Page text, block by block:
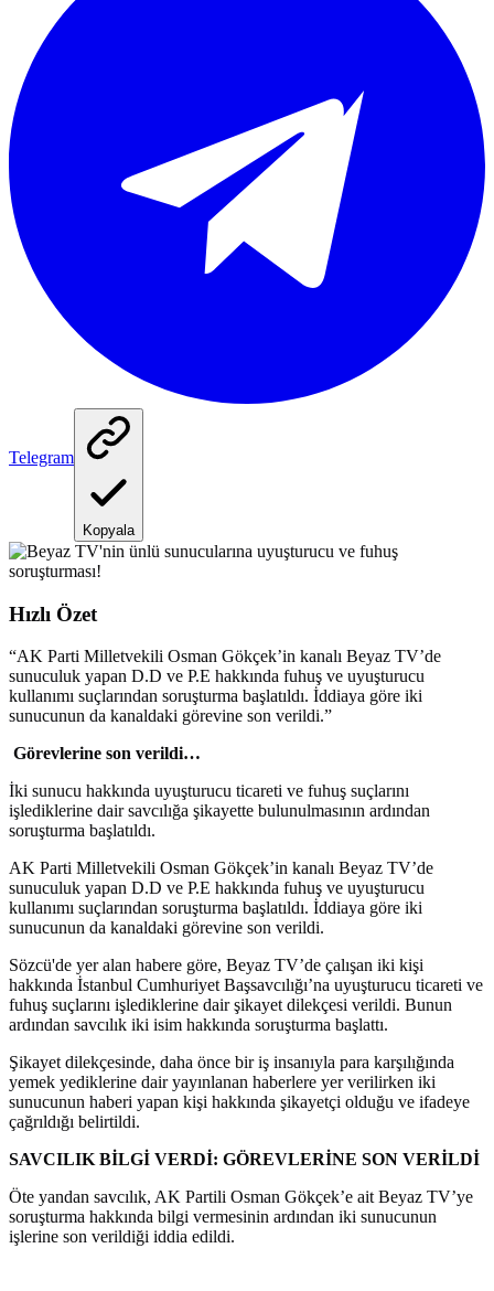
Telegram
Kopyala
Hızlı Özet
“AK Parti Milletvekili Osman Gökçek’in kanalı Beyaz TV’de
sunuculuk yapan D.D ve P.E hakkında fuhuş ve uyuşturucu
kullanımı suçlarından soruşturma başlatıldı. İddiaya göre iki
sunucunun da kanaldaki görevine son verildi.”
Görevlerine son verildi…
İki sunucu hakkında uyuşturucu ticareti ve fuhuş suçlarını
işlediklerine dair savcılığa şikayette bulunulmasının ardından
soruşturma başlatıldı.
AK Parti Milletvekili Osman Gökçek’in kanalı Beyaz TV’de
sunuculuk yapan D.D ve P.E hakkında fuhuş ve uyuşturucu
kullanımı suçlarından soruşturma başlatıldı. İddiaya göre iki
sunucunun da kanaldaki görevine son verildi.
Sözcü'de yer alan habere göre, Beyaz TV’de çalışan iki kişi
hakkında İstanbul Cumhuriyet Başsavcılığı’na uyuşturucu ticareti ve
fuhuş suçlarını işlediklerine dair şikayet dilekçesi verildi. Bunun
ardından savcılık iki isim hakkında soruşturma başlattı.
Şikayet dilekçesinde, daha önce bir iş insanıyla para karşılığında
yemek yediklerine dair yayınlanan haberlere yer verilirken iki
sunucunun haberi yapan kişi hakkında şikayetçi olduğu ve ifadeye
çağrıldığı belirtildi.
SAVCILIK BİLGİ VERDİ: GÖREVLERİNE SON VERİLDİ
Öte yandan savcılık, AK Partili Osman Gökçek’e ait Beyaz TV’ye
soruşturma hakkında bilgi vermesinin ardından iki sunucunun
işlerine son verildiği iddia edildi.